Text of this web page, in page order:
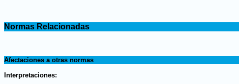
Normas Relacionadas
Afectaciones a otras normas
Interpretaciones: